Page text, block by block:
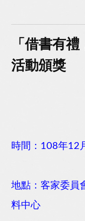
「借書有
活動頒獎
時間：108年12
地點：客家委員
料中心